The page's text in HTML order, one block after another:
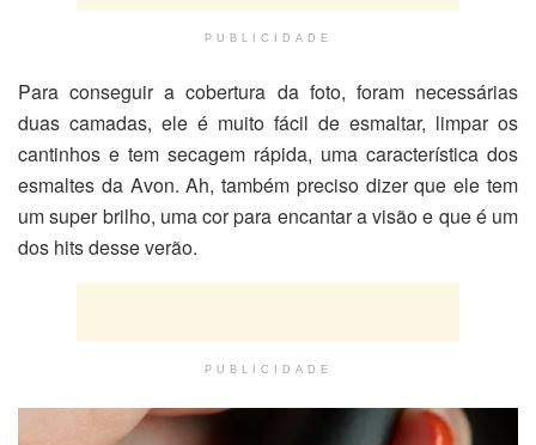
PUBLICIDADE
Para conseguir a cobertura da foto, foram necessárias
duas camadas, ele é muito fácil de esmaltar, limpar os
cantinhos e tem secagem rápida, uma característica dos
esmaltes da Avon. Ah, também preciso dizer que ele tem
um super brilho, uma cor para encantar a visão e que é um
dos hits desse verão.
PUBLICIDADE